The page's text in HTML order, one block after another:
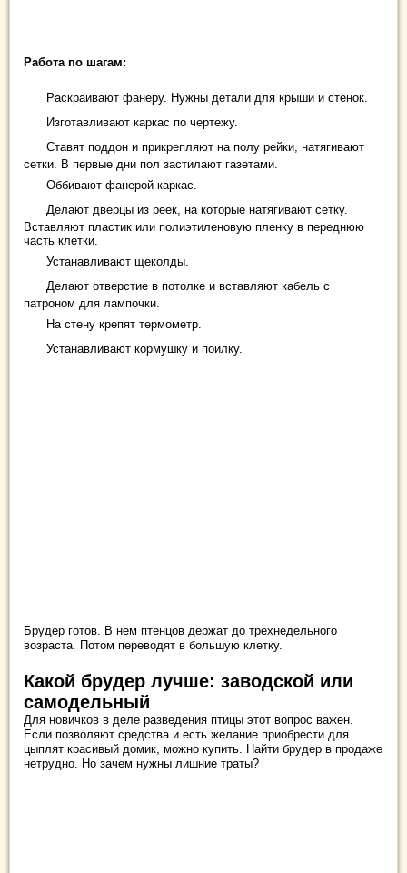
Работа по шагам:
Раскраивают фанеру. Нужны детали для крыши и стенок.
Изготавливают каркас по чертежу.
Ставят поддон и прикрепляют на полу рейки, натягивают
сетки. В первые дни пол застилают газетами.
Оббивают фанерой каркас.
Делают дверцы из реек, на которые натягивают сетку.
Вставляют пластик или полиэтиленовую пленку в переднюю
часть клетки.
Устанавливают щеколды.
Делают отверстие в потолке и вставляют кабель с
патроном для лампочки.
На стену крепят термометр.
Устанавливают кормушку и поилку.
Брудер готов. В нем птенцов держат до трехнедельного
возраста. Потом переводят в большую клетку.
Какой брудер лучше: заводской или
самодельный
Для новичков в деле разведения птицы этот вопрос важен.
Если позволяют средства и есть желание приобрести для
цыплят красивый домик, можно купить. Найти брудер в продаже
нетрудно. Но зачем нужны лишние траты?